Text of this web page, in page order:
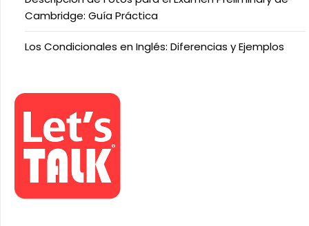
Cambridge: Guía Práctica
Los Condicionales en Inglés: Diferencias y Ejemplos